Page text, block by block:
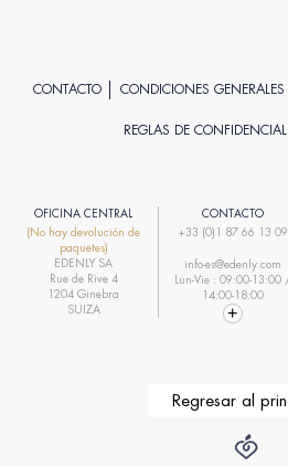
CONTACTO CONDICIONES GENERALES
REGLAS DE
OFICINA CENTRAL
(No hay devolución de
paquetes)
EDENLY SA
Rue de Rive 4
1204 Ginebra
SUIZA
CONTACTO
+33 (0)1 87 66 13 09
info-es@edenly.com
Lun-Vie : 09:00-13:00
14:00-18:00
Regresar al